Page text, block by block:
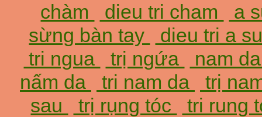
chàm
dieu tri cham
a
sừng bàn tay
dieu tri a
tri ngua
trị ngứa
nam
nấm da
tri nam da
trị
sau
trị rụng tóc
tri rung